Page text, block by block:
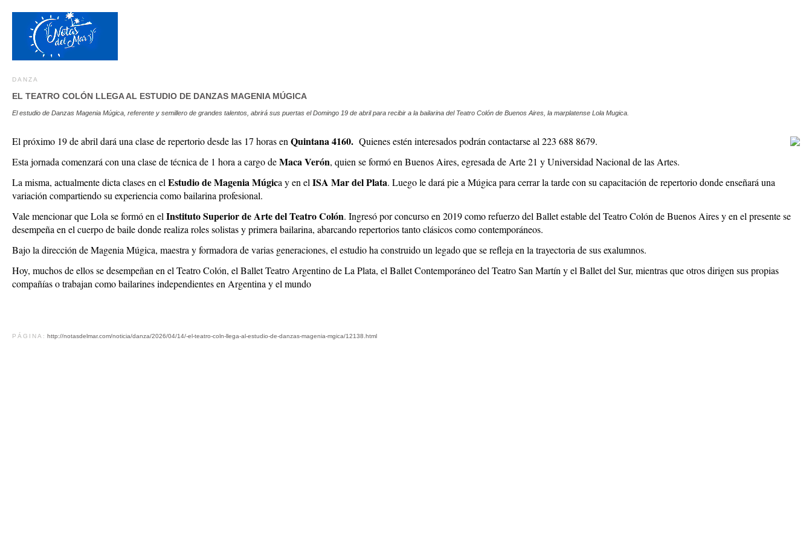
DANZA
EL TEATRO COLÓN LLEGA AL ESTUDIO DE DANZAS MAGENIA MÚGICA
El estudio de Danzas Magenia Múgica, referente y semillero de grandes talentos, abrirá sus puertas el Domingo 19 de abril para recibir a la bailarina del Teatro Colón de Buenos Aires, la marplatense Lola Mugica.
El próximo 19 de abril dará una clase de repertorio desde las 17 horas en Quintana 4160. Quienes estén interesados podrán contactarse al 223 688 8679.
Esta jornada comenzará con una clase de técnica de 1 hora a cargo deMaca Verón, quien se formó en Buenos Aires, egresada de Arte 21 y Universidad Nacional de las Artes.
La misma, actualmente dicta clases en el Estudio de Magenia Múgica y en el ISA Mar del Plata. Luego le dará pie a Múgica para cerrar la tarde con su capacitación de repertorio donde enseñará una
variación compartiendo su experiencia como bailarina profesional.
Vale mencionar que Lola se formó en el Instituto Superior de Arte del Teatro Colón. Ingresó por concurso en 2019 como refuerzo del Ballet estable del Teatro Colón de Buenos Aires y en el presente se
desempeña en el cuerpo de baile donde realiza roles solistas y primera bailarina, abarcando repertorios tanto clásicos como contemporáneos.
Bajo la dirección de Magenia Múgica, maestra y formadora de varias generaciones, el estudio ha construido un legado que se refleja en la trayectoria de sus exalumnos.
Hoy, muchos de ellos se desempeñan en el Teatro Colón, el Ballet Teatro Argentino de La Plata, el Ballet Contemporáneo del Teatro San Martín y el Ballet del Sur, mientras que otros dirigen sus propias
compañías o trabajan como bailarines independientes en Argentina y el mundo
PÁGINA: http://notasdelmar.com/noticia/danza/2026/04/14/-el-teatro-coln-llega-al-estudio-de-danzas-magenia-mgica/12138.html